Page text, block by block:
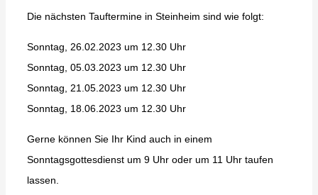
Die nächsten Tauftermine in Steinheim sind wie folgt:
Sonntag, 26.02.2023 um 12.30 Uhr
Sonntag, 05.03.2023 um 12.30 Uhr
Sonntag, 21.05.2023 um 12.30 Uhr
Sonntag, 18.06.2023 um 12.30 Uhr
Gerne können Sie Ihr Kind auch in einem
Sonntagsgottesdienst um 9 Uhr oder um 11 Uhr taufen
lassen.